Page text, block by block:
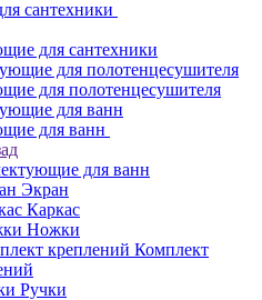
сантехники
для сантехники
для полотенцесушителя
для ванн
для ванн
Экран
Каркас
Ножки
Комплект
Ручки